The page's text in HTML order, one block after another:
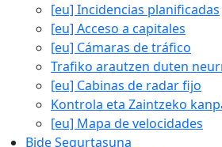
[eu] Incidencias planificadas
[eu] Acceso a capitales
[eu] Cámaras de tráfico
Trafiko arautzen duten
[eu] Cabinas de radar fijo
Kontrola eta Zaintzeko
[eu] Mapa de velocidades
Bide Segurtasuna